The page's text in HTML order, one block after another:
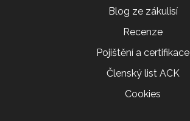
Blog ze zákulisí
Recenze
Pojištění a certifikace
Členský list ACK
Cookies